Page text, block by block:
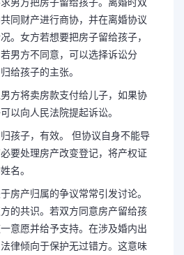
同财产进行商协，并在离婚协议
。女方若想要把房子留给孩子，
男方不同意，可以选择诉讼分
给孩子的主张。
方将卖房款支付给儿子，如果协
以向人民法院提起诉讼。
孩子，有效。 但协议自身不能导
要处理房产改变登记，将产权证
名。
房产归属的争议常常引发讨论。
的共识。若双方同意房产留给孩
意愿并给予支持。在涉及婚内出
律倾向于保护无过错方。这意味
割房产合法
离婚可以要求男方
自的财产和共同财产
的分割情况。女方若